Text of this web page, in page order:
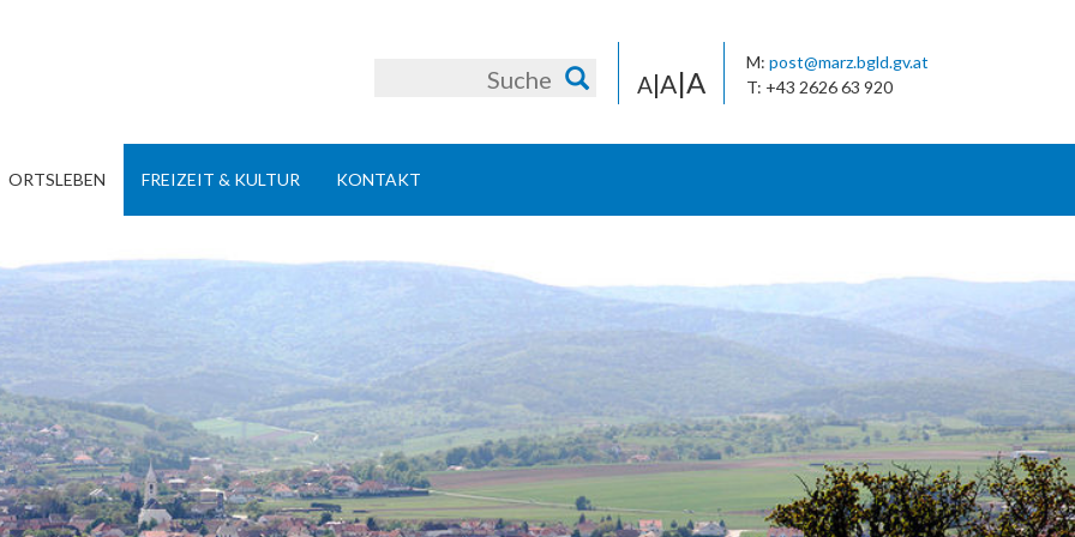
A|A|A
M: post@marz.bgld.gv.at
T: +43 2626 63 920
ORTSLEBEN FREIZEIT & KULTUR KONTAKT